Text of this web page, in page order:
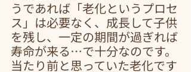
うであれば「老化というプロセ
ス」は必要なく、成長して子供
を残し、一定の期間が過ぎれば
寿命が来る…で十分なのです。
当たり前と思っていた老化です